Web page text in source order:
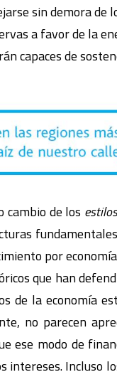
sin demora
a favor de la
capaces de
cambio de los
por
que han
de la economía
no parecen
ese modo de
Incluso